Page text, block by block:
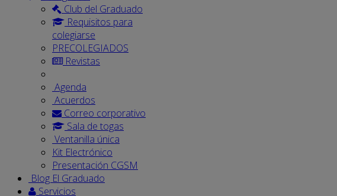
Club del Graduado
Requisitos para
colegiarse
PRECOLEGIADOS
Revistas
Agenda
Acuerdos
Correo corporativo
Sala de togas
Ventanilla única
Kit Electrónico
Presentación CGSM
Blog El Graduado
Servicios